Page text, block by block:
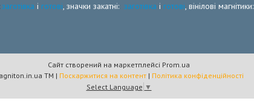
заготівка і готові, значки закатні: заготівка і готові, вінілові магнітики:
Сайт створений на маркетплейсі Prom.ua
Magniton.in.ua ТМ | Поскаржитися на контент | Політика конфіденційності
Select Language ▼